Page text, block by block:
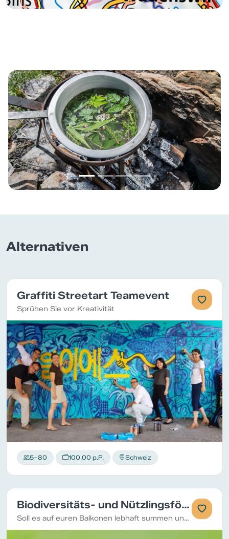
Previous Next
Alternativen
Graffiti Streetart Teamevent
Sprühen Sie vor Kreativität
5–80 100.00 p.P. Schweiz
Biodiversitäts- und Nützlingsförderung
Soll es auf euren Balkonen lebhaft summen und flattern? Dann ist dieser Kurs genau das Richtige für euch.